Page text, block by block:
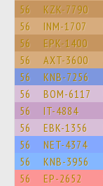
56 KZK-7790
56 INM-1707
56 EPK-1400
56 AXT-3600
56 KNB-7256
56 BOM-6117
56 IT-4884
56 EBK-1356
56 NET-4374
56 KNB-3956
56 EP-2652